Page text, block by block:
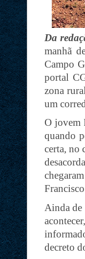
Da
manhã
Campo
portal
zona
um
O jovem
quando
certa, no
Ainda de
decreto